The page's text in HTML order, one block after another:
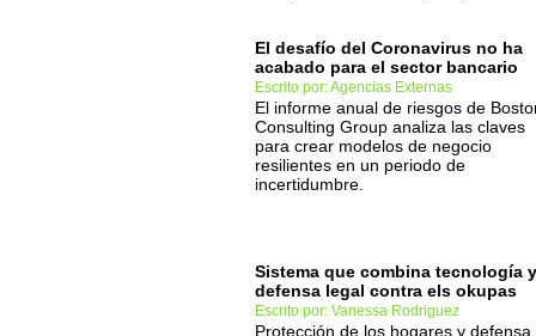
El desafío del Coronavirus no ha
acabado para el sector bancario
Escrito por: Agencias Externas
El informe anual de riesgos de
Consulting Group analiza las claves
para crear modelos de negocio
resilientes en un periodo de
incertidumbre.
Sistema que combina tecnología y
defensa legal contra els okupas
Escrito por: Vanessa Rodriguez
Protección de los hogares y defensa